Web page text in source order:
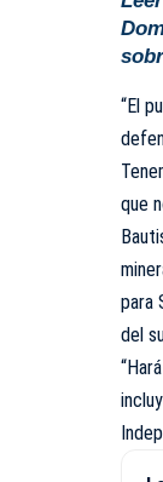
“El
que
para
del